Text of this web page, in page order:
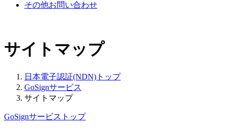
その他お問い合わせ
サイトマップ
日本電子認証(NDN)トップ
GoSignサービス
サイトマップ
GoSignサービストップ